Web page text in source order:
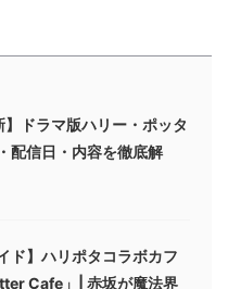
】ドラマ版ハリー・ポッタ
配信日・内容を徹底解
ド】ハリポタコラボカフ
Cafe」| 赤坂が魔法界